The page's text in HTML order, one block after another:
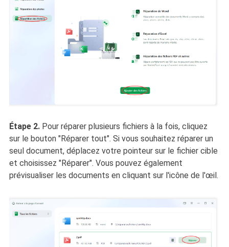
Étape 2. Pour réparer plusieurs fichiers à la fois, cliquez
sur le bouton "Réparer tout". Si vous souhaitez réparer un
seul document, déplacez votre pointeur sur le fichier cible
et choisissez "Réparer". Vous pouvez également
prévisualiser les documents en cliquant sur l'icône de l'œil.